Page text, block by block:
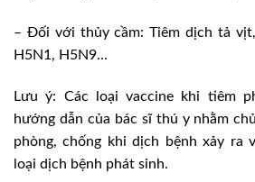
– Đối với thủy cầm: Tiêm dịch tả
H5N1, H5N9…
Lưu ý: Các loại vaccine khi tiêm
hướng dẫn của bác sĩ thú y nhằm
phòng, chống khi dịch bệnh xảy ra
loại dịch bệnh phát sinh.